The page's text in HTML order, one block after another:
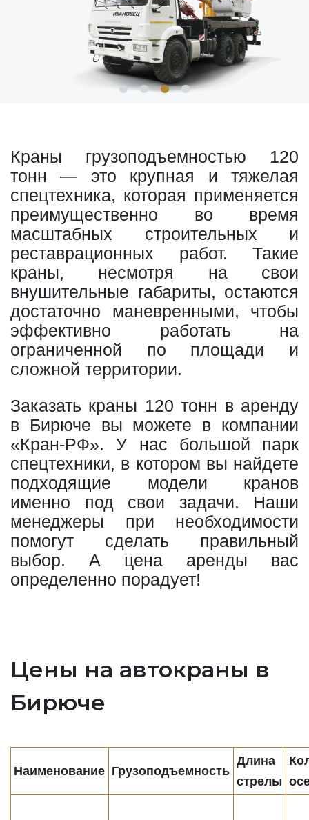
Краны грузоподъемностью 120
тонн — это крупная и тяжелая
спецтехника, которая применяется
преимущественно во время
масштабных строительных и
реставрационных работ. Такие
краны, несмотря на свои
внушительные габариты, остаются
достаточно маневренными, чтобы
эффективно работать на
ограниченной по площади и
сложной территории.
Заказать краны 120 тонн в аренду
в Бирюче вы можете в компании
«Кран-РФ». У нас большой парк
спецтехники, в котором вы найдете
подходящие модели кранов
именно под свои задачи. Наши
менеджеры при необходимости
помогут сделать правильный
выбор. А цена аренды вас
определенно порадует!
Цены на автокраны в
Бирюче
Наименование Грузоподъемность
Длина
стрелы